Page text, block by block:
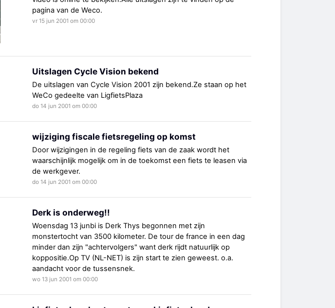
pagina van de Weco.
vr 15 jun 2001 om 00:00
Uitslagen Cycle Vision bekend
De uitslagen van Cycle Vision 2001 zijn bekend.Ze staan op het
WeCo gedeelte van LigfietsPlaza
do 14 jun 2001 om 00:00
wijziging fiscale fietsregeling op komst
Door wijzigingen in de regeling fiets van de zaak wordt het
waarschijnlijk mogelijk om in de toekomst een fiets te leasen via
de werkgever.
do 14 jun 2001 om 00:00
Derk is onderweg!!
Woensdag 13 junbi is Derk Thys begonnen met zijn
monstertocht van 3500 kilometer. De tour de france in een dag
minder dan zijn "achtervolgers" want derk rijdt natuurlijk op
koppositie.Op TV (NL-NET) is zijn start te zien geweest. o.a.
aandacht voor de tussensnek.
wo 13 jun 2001 om 00:00